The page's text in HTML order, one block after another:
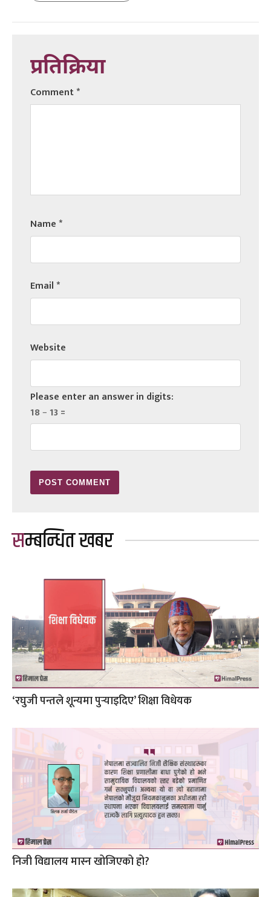
प्रतिक्रिया
Comment*
Name*
Email*
Website
Please enter an answer in digits:
18 − 13 =
सम्बन्धित खबर
‘रघुजी पन्तले शून्यमा पुर्‍याइदिए’ शिक्षा विधेयक
निजी विद्यालय मास्न खोजिएको हो?